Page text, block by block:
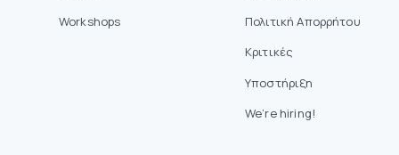
Workshops
Πολιτική Απορρήτου
Κριτικές
Υποστήριξη
We’re hiring!